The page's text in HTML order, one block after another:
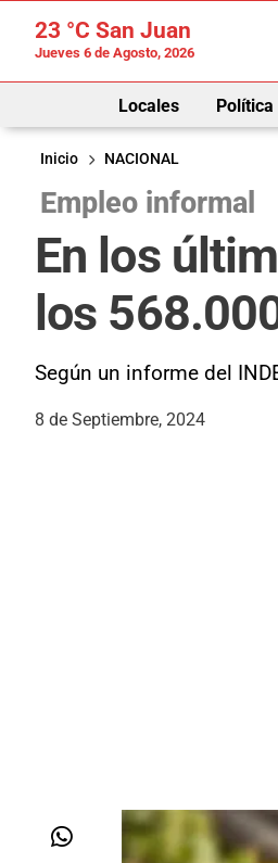
23 °C San Juan
Jueves 6 de Agosto, 2026
Locales Política
Inicio
NACIONAL
Empleo informal
En los
los
Según un informe del
8 de Septiembre, 2024